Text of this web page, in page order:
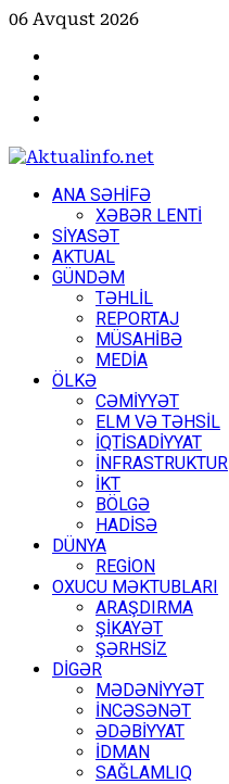
Skip
content
06 Avqust 2026
PrimaryANA SƏHİFƏ
XƏBƏR LENTİ
SİYASƏT
AKTUAL
GÜNDƏM
TƏHLİL
REPORTAJ
MÜSAHİBƏ
MEDİA
ÖLKƏ
CƏMİYYƏT
ELM VƏ TƏHSİL
İQTİSADİYYAT
İNFRASTRUKTUR
İKT
BÖLGƏ
HADİSƏ
DÜNYA
REGİON
OXUCU MƏKTUBLARI
ARAŞDIRMA
ŞİKAYƏT
ŞƏRHSİZ
DİGƏR
MƏDƏNİYYƏT
İNCƏSƏNƏT
ƏDƏBİYYAT
İDMAN
SAĞLAMLIQ